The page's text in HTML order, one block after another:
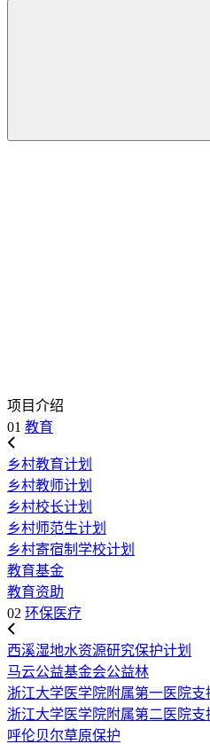
项目介绍
01 教育
乡村教育计划
乡村教师计划
乡村校长计划
乡村师范生计划
乡村寄宿制学校计划
教育基金
教育资助
02 环保医疗
西溪湿地水资源研究保护计划
马云公益基金会公益林
浙江大学医学院附属第一医院支
浙江大学医学院附属第二医院支
呼伦贝尔草原保护